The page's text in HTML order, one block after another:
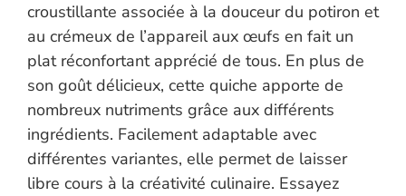
croustillante associée à la douceur du potiron et
au crémeux de l’appareil aux œufs en fait un
plat réconfortant apprécié de tous. En plus de
son goût délicieux, cette quiche apporte de
nombreux nutriments grâce aux différents
ingrédients. Facilement adaptable avec
différentes variantes, elle permet de laisser
libre cours à la créativité culinaire. Essayez